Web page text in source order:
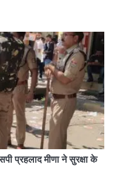
प्रहलाद मीणा ने सुरक्षा के